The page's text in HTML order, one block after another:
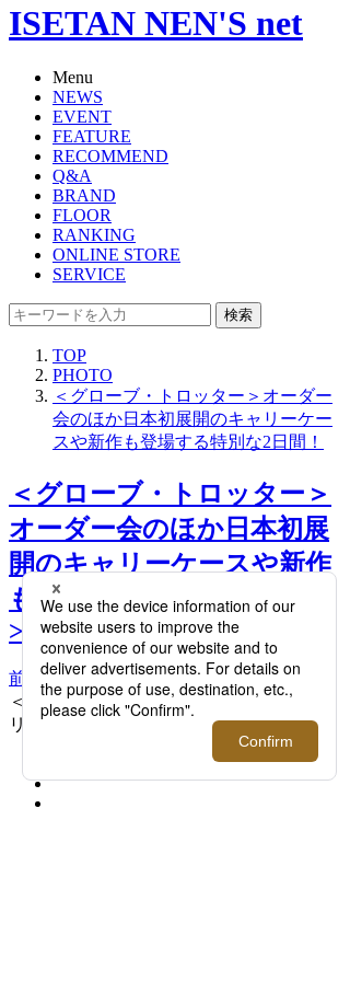
ISETAN NEN'S net
Menu
NEWS
EVENT
FEATURE
RECOMMEND
Q&A
BRAND
FLOOR
RANKING
ONLINE STORE
SERVICE
検索
TOP
PHOTO
＜グローブ・トロッター＞オーダー
会のほか日本初展開のキャリーケー
スや新作も登場する特別な2日間！
＜グローブ・トロッター＞
オーダー会のほか日本初展
開のキャリーケースや新作
も登場する特別な2日間！
>>
前へ 次へ
＜グローブ・トロッター＞キャビア キャ
リーオン - 4ホイール 390,500円